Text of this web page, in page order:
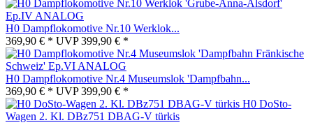
H0 Dampflokomotive Nr.10 Werklok...
369,90 € * UVP399,90 € *
H0 Dampflokomotive Nr.4 Museumslok 'Dampfbahn...
369,90 € * UVP399,90 € *
H0 DoSto-
Wagen 2. Kl. DBz751 DBAG-V türkis